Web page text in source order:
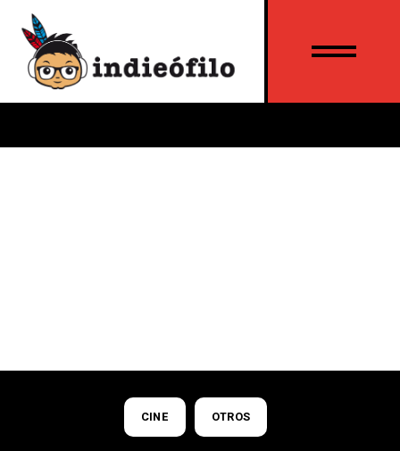
CINE OTROS